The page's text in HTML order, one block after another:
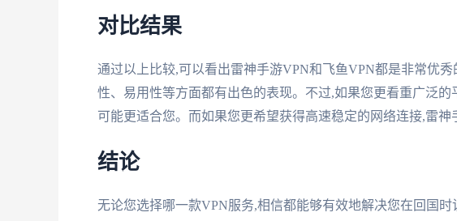
对比结果
通过以上比较,可以看出雷神手游VPN和飞鱼VPN都是非常优
性、易用性等方面都有出色的表现。不过,如果您更看重广泛
可能更适合您。而如果您更希望获得高速稳定的网络连接,雷神
结论
无论您选择哪一款VPN服务,相信都能够有效地解决您在回国